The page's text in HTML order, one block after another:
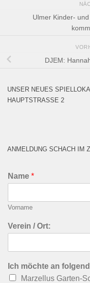
Ulmer Kinder-
DJEM:
UNSER NEUES
HAUPTSTRASSE 2
ANMELDUNG SCHACH IM
Name *
Vorname
Verein / Ort:
Ich möchte an
Marzellus Garten-